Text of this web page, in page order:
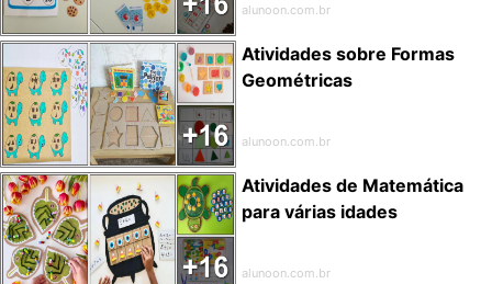
alunoon.com.br
Atividades sobre Formas
Geométricas
alunoon.com.br
Atividades de Matemática
para várias idades
alunoon.com.br